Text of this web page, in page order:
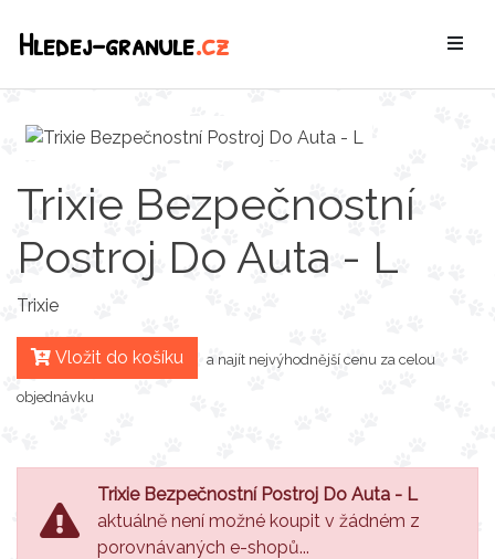
Hledej-granule.cz
Trixie Bezpečnostní
Postroj Do Auta - L
Trixie
Vložit do košíku a najít nejvýhodnější cenu za celou
objednávku
Trixie Bezpečnostní Postroj Do Auta - L
aktuálně není možné koupit v žádném z
porovnávaných e-shopů...